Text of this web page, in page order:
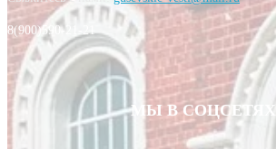
8(900)590-21-21
МЫ В СОЦСЕТЯХ